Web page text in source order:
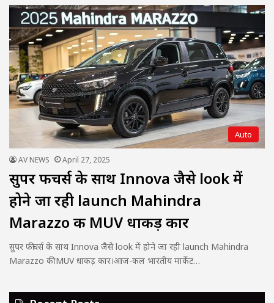
Auto
AV NEWS April 27, 2025
सुपर फीचर्स के साथ Innova जैसे look में
होने जा रही launch Mahindra
Marazzo की MUV धाकड़ कार
सुपर फीचर्स के साथ Innova जैसे look में होने जा रही launch Mahindra
Marazzo की MUV धाकड़ कार।आज-कल भारतीय मार्केट…